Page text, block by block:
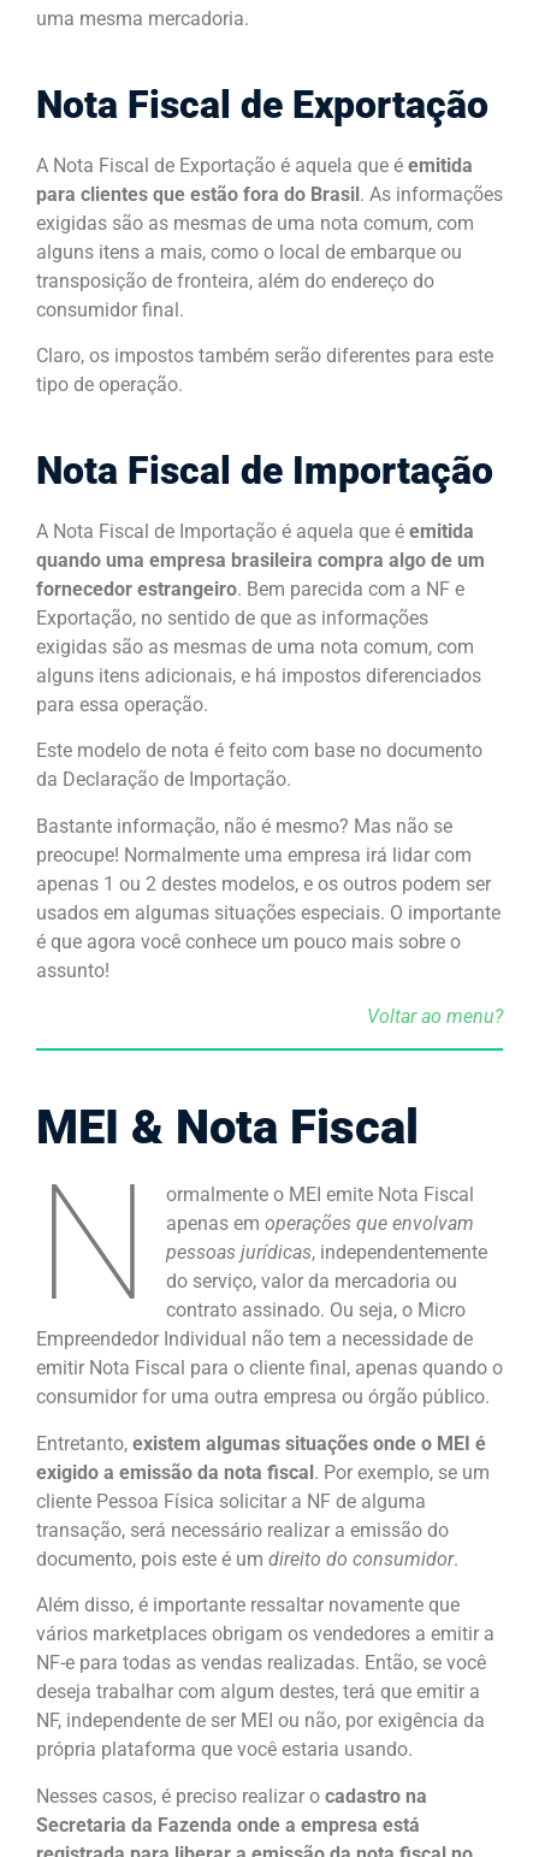
uma mesma mercadoria.
Nota Fiscal de Exportação
A Nota Fiscal de Exportação é aquela que é emitida
para clientes que estão fora do Brasil. As informações
exigidas são as mesmas de uma nota comum, com
alguns itens a mais, como o local de embarque ou
transposição de fronteira, além do endereço do
consumidor final.
Claro, os impostos também serão diferentes para este
tipo de operação.
Nota Fiscal de Importação
A Nota Fiscal de Importação é aquela que é emitida
quando uma empresa brasileira compra algo de um
fornecedor estrangeiro. Bem parecida com a NF e
Exportação, no sentido de que as informações
exigidas são as mesmas de uma nota comum, com
alguns itens adicionais, e há impostos diferenciados
para essa operação.
Este modelo de nota é feito com base no documento
da Declaração de Importação.
Bastante informação, não é mesmo? Mas não se
preocupe! Normalmente uma empresa irá lidar com
apenas 1 ou 2 destes modelos, e os outros podem ser
usados em algumas situações especiais. O importante
é que agora você conhece um pouco mais sobre o
assunto!
Voltar ao menu?
MEI & Nota Fiscal
N
ormalmente o MEI emite Nota Fiscal
apenas emoperações que envolvam
pessoas jurídicas, independentemente
do serviço, valor da mercadoria ou
contrato assinado. Ou seja, o Micro
Empreendedor Individual não tem a necessidade de
emitir Nota Fiscal para o cliente final, apenas quando o
consumidor for uma outra empresa ou órgão público.
Entretanto, existem algumas situações onde o MEI é
exigido a emissão da nota fiscal. Por exemplo, se um
cliente Pessoa Física solicitar a NF de alguma
transação, será necessário realizar a emissão do
documento, pois este é um direito do consumidor.
Além disso, é importante ressaltar novamente que
vários marketplaces obrigam os vendedores a emitir a
NF-e para todas as vendas realizadas. Então, se você
deseja trabalhar com algum destes, terá que emitir a
NF, independente de ser MEI ou não, por exigência da
própria plataforma que você estaria usando.
Nesses casos, é preciso realizar o cadastro na
Secretaria da Fazenda onde a empresa está